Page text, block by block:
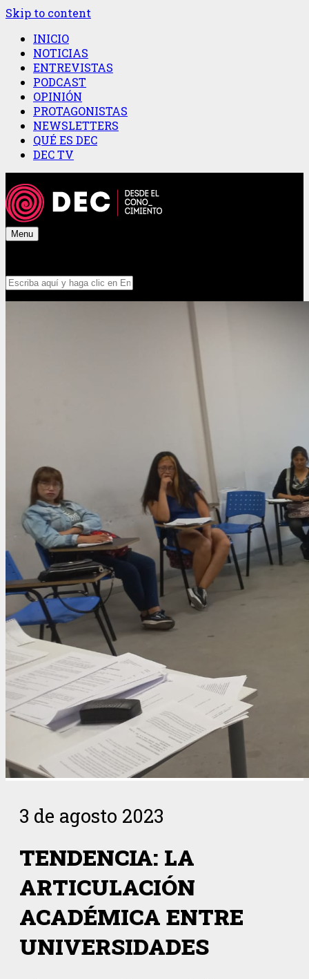
Skip to content
INICIO
NOTICIAS
ENTREVISTAS
PODCAST
OPINIÓN
PROTAGONISTAS
NEWSLETTERS
QUÉ ES DEC
DEC TV
Menu
3 de agosto 2023
TENDENCIA: LA
ARTICULACIÓN
ACADÉMICA ENTRE
UNIVERSIDADES